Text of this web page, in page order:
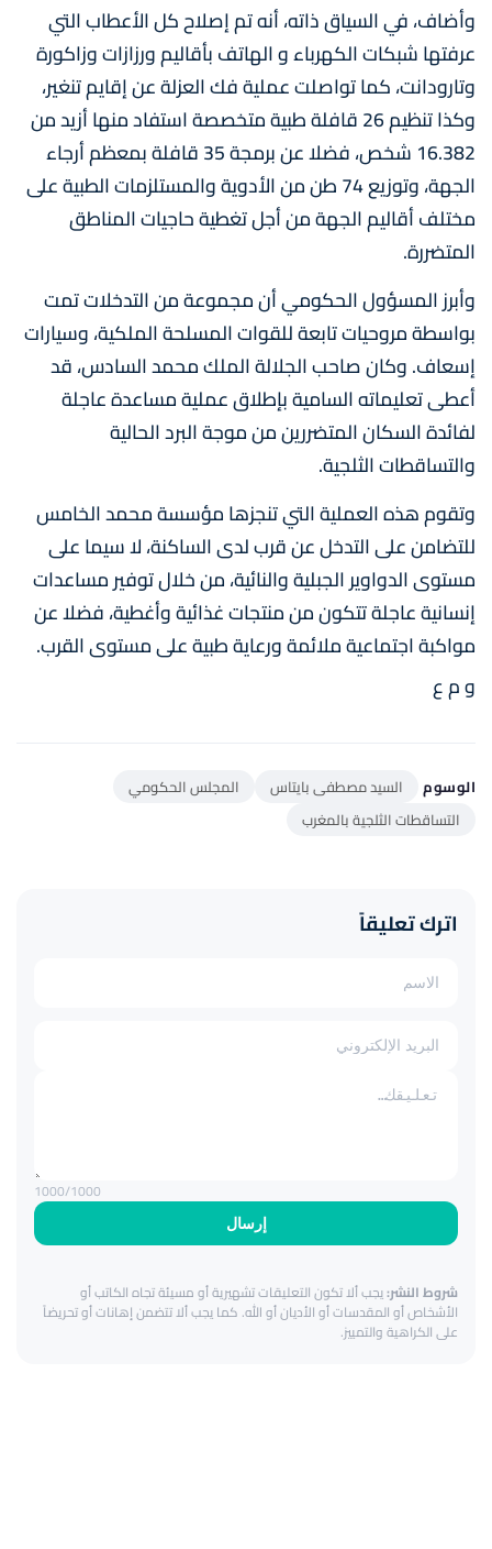
وأضاف، في السياق ذاته، أنه تم إصلاح كل الأعطاب التي
عرفتها شبكات الكهرباء و الهاتف بأقاليم ورزازات وزاكورة
وتارودانت، كما تواصلت عملية فك العزلة عن إقايم تنغير،
وكذا تنظيم 26 قافلة طبية متخصصة استفاد منها أزيد من
16.382 شخص، فضلا عن برمجة 35 قافلة بمعظم أرجاء
الجهة، وتوزيع 74 طن من الأدوية والمستلزمات الطبية على
مختلف أقاليم الجهة من أجل تغطية حاجيات المناطق
المتضررة.
وأبرز المسؤول الحكومي أن مجموعة من التدخلات تمت
بواسطة مروحيات تابعة للقوات المسلحة الملكية، وسيارات
إسعاف. وكان صاحب الجلالة الملك محمد السادس، قد
أعطى تعليماته السامية بإطلاق عملية مساعدة عاجلة
لفائدة السكان المتضررين من موجة البرد الحالية
والتساقطات الثلجية.
وتقوم هذه العملية التي تنجزها مؤسسة محمد الخامس
للتضامن على التدخل عن قرب لدى الساكنة، لا سيما على
مستوى الدواوير الجبلية والنائية، من خلال توفير مساعدات
إنسانية عاجلة تتكون من منتجات غذائية وأغطية، فضلا عن
مواكبة اجتماعية ملائمة ورعاية طبية على مستوى القرب.
و م ع
الوسوم السيد مصطفى بايتاس
المجلس الحكومي
التساقطات الثلجية بالمغرب
اترك تعليقاً
إرسال
1000/1000
شروط النشر:يجب ألا تكون التعليقات تشهيرية أو مسيئة تجاه الكاتب أو
الأشخاص أو المقدسات أو الأديان أو الله. كما يجب ألا تتضمن إهانات أو تحريضاً
على الكراهية والتمييز.